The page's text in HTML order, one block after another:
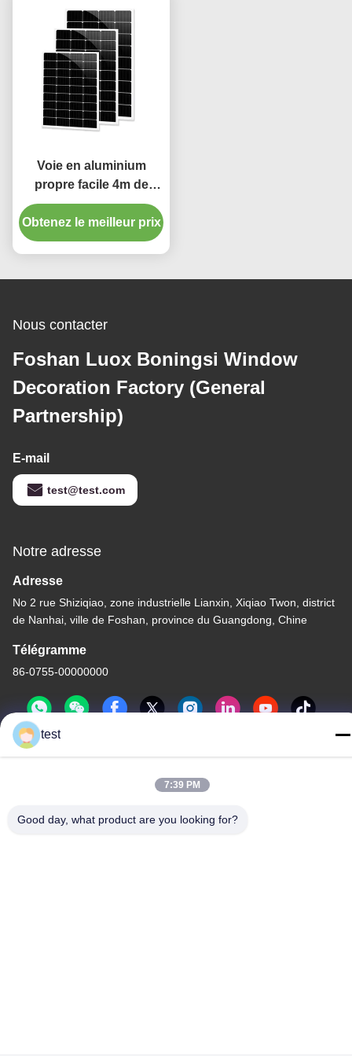
Voie en aluminium
propre facile 4m de
rideaux en panne
d'électricité de
décoration à la maison
Obtenez le meilleur prix
Nous contacter
Foshan Luox Boningsi Window
Decoration Factory (General
Partnership)
E-mail
test@test.com
Notre adresse
Adresse
No 2 rue Shiziqiao, zone industrielle Lianxin, Xiqiao Twon, district
de Nanhai, ville de Foshan, province du Guangdong, Chine
Télégramme
86-0755-00000000
Chine Bonne qualité Voie en aluminium de rideau Le fournisseur.
test
7:39 PM
Good day, what product are you looking for?